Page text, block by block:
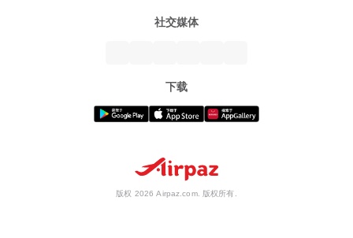
社交媒体
下载
版权 2026 Airpaz.com. 版权所有.